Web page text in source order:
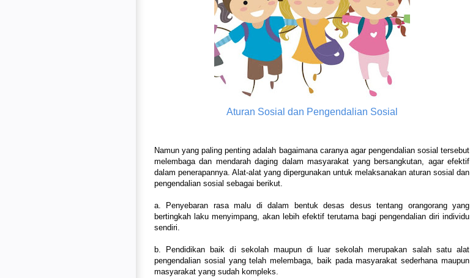
Aturan Sosial dan Pengendalian Sosial
Namun yang paling penting adalah bagaimana caranya agar pengendalian sosial tersebut
melembaga dan mendarah daging dalam masyarakat yang bersangkutan, agar efektif
dalam penerapannya. Alat-alat yang dipergunakan untuk melaksanakan aturan sosial dan
pengendalian sosial sebagai berikut.
a. Penyebaran rasa malu di dalam bentuk desas desus tentang orangorang yang
bertingkah laku menyimpang, akan lebih efektif terutama bagi pengendalian diri individu
sendiri.
b. Pendidikan baik di sekolah maupun di luar sekolah merupakan salah satu alat
pengendalian sosial yang telah melembaga, baik pada masyarakat sederhana maupun
masyarakat yang sudah kompleks.